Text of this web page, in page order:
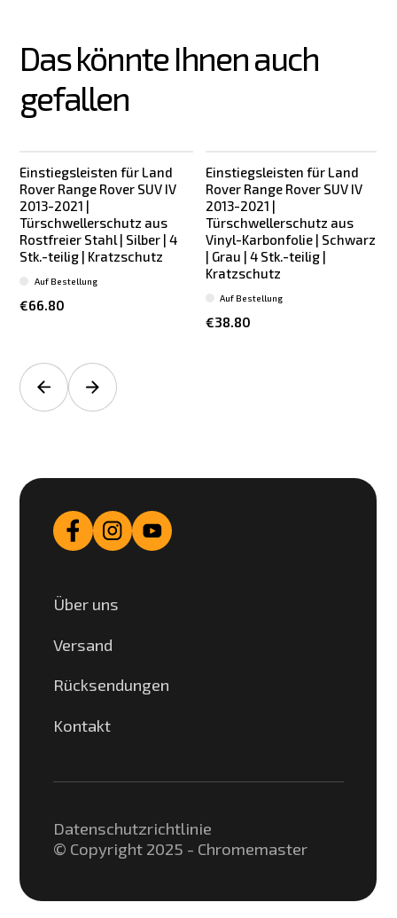
Das könnte Ihnen auch
gefallen
Einstiegsleisten für Land
Rover Range Rover SUV IV
2013-2021 |
Türschwellerschutz aus
Rostfreier Stahl | Silber | 4
Stk.-teilig | Kratzschutz
€66.80
Auf Bestellung
Einstiegsleisten für Land
Rover Range Rover SUV IV
2013-2021 |
Türschwellerschutz aus
Vinyl-Karbonfolie | Schwarz
| Grau | 4 Stk.-teilig |
Kratzschutz
€38.80
Auf Bestellung
Über uns
Versand
Rücksendungen
Kontakt
© Copyright 2025 - Chromemaster
Datenschutzrichtlinie